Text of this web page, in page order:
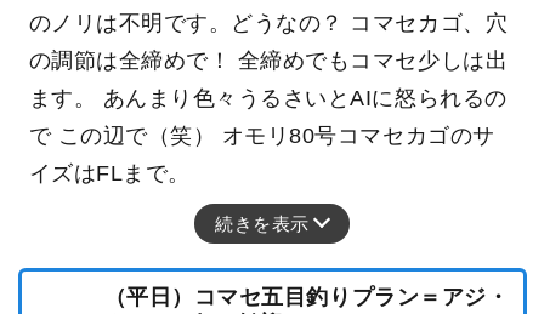
コマセ五目船です。アジ主体－竿頭23匹。 他に
アマダイ、サバ、カサゴ、小アラ 今日は小サバ
ではなく良型サバが！？ 邪魔してくれました
（笑） 美味しそうな体型のサバもいましたが 脂
のノリは不明です。どうなの？ コマセカゴ、穴
の調節は全締めで！ 全締めでもコマセ少しは出
ます。 あんまり色々うるさいとAIに怒られるの
で この辺で（笑） オモリ80号コマセカゴのサ